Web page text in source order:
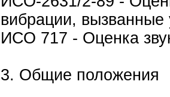
вибрации,
ИСО 717 - Оценка
3. Общие положения